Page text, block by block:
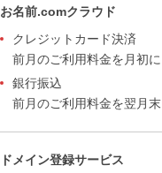
お名前.comクラウド
クレジットカード決済
前月のご利用料金を月初に
銀行振込
前月のご利用料金を翌月
ドメイン登録サービス